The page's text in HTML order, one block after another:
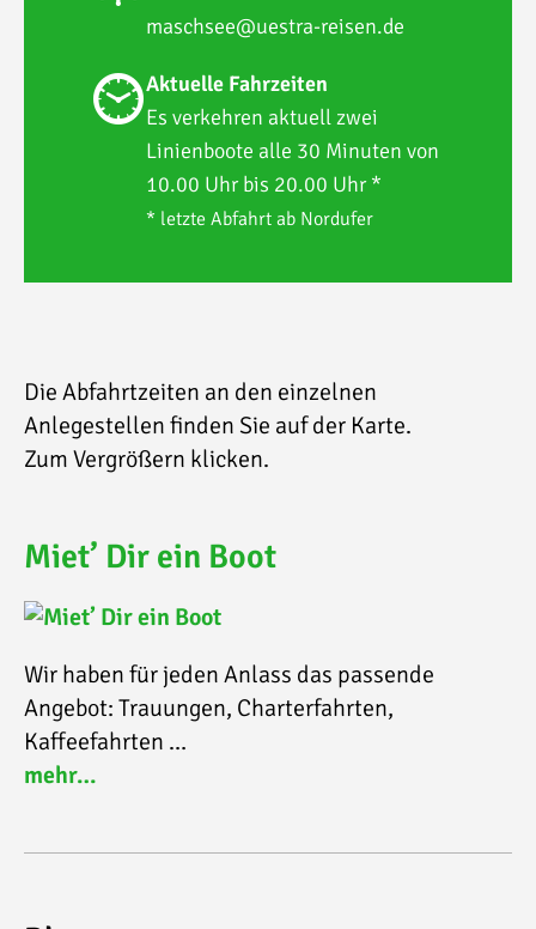
ANMELDEN
maschsee@uestra-reisen.de
Aktuelle Fahrzeiten
Es verkehren aktuell zwei
Linienboote alle 30 Minuten von
10.00 Uhr bis 20.00 Uhr *
* letzte Abfahrt ab Nordufer
Die Abfahrtzeiten an den einzelnen
Anlegestellen finden Sie auf der Karte.
Zum Vergrößern klicken.
Miet’ Dir ein Boot
Wir haben für jeden Anlass das passende
Angebot: Trauungen, Charterfahrten,
Kaffeefahrten …
mehr…